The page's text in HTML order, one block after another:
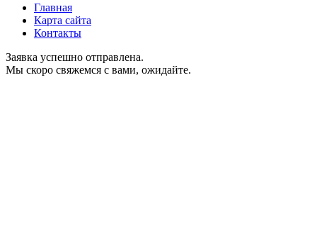
Главная
Карта сайта
Контакты
Заявка успешно отправлена.
Мы скоро свяжемся с вами, ожидайте.